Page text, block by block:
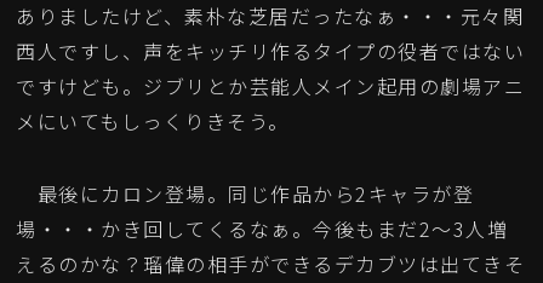
ありましたけど、素朴な芝居だったなぁ・・・元々関
西人ですし、声をキッチリ作るタイプの役者ではない
ですけども。ジブリとか芸能人メイン起用の劇場アニ
メにいてもしっくりきそう。
最後にカロン登場。同じ作品から2キャラが登
場・・・かき回してくるなぁ。今後もまだ2～3人増
えるのかな？瑠偉の相手ができるデカブツは出てきそ